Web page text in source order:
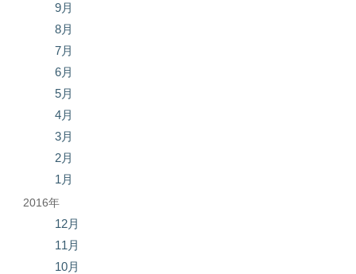
9月
8月
7月
6月
5月
4月
3月
2月
1月
2016年
12月
11月
10月